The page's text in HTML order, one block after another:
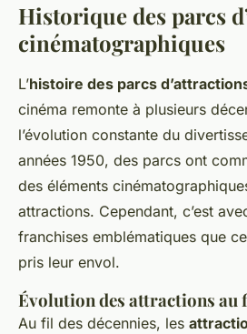
Historique des parcs
cinématographiques
L’histoire des parcs
cinéma remonte à plusieurs
l’évolution constante du
années 1950, des parcs ont
des éléments
attractions. Cependant, c’est
franchises emblématiques que
pris leur envol.
Évolution des attractions au
Au fil des décennies, les